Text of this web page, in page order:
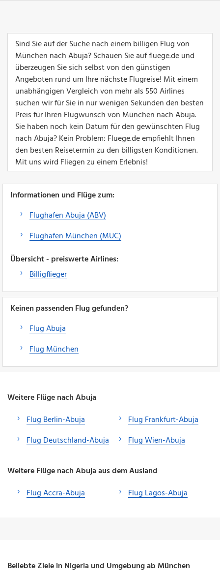
Sind Sie auf der Suche nach einem billigen Flug von
München nach Abuja? Schauen Sie auf fluege.de und
überzeugen Sie sich selbst von den günstigen
Angeboten rund um Ihre nächste Flugreise! Mit einem
unabhängigen Vergleich von mehr als 550 Airlines
suchen wir für Sie in nur wenigen Sekunden den besten
Preis für Ihren Flugwunsch von München nach Abuja.
Sie haben noch kein Datum für den gewünschten Flug
nach Abuja? Kein Problem: Fluege.de empfiehlt Ihnen
den besten Reisetermin zu den billigsten Konditionen.
Mit uns wird Fliegen zu einem Erlebnis!
Informationen und Flüge zum:
Flughafen Abuja (ABV)
Flughafen München (MUC)
Übersicht - preiswerte Airlines:
Billigflieger
Keinen passenden Flug gefunden?
Flug Abuja
Flug München
Weitere Flüge nach Abuja
Flug Berlin-Abuja
Flug Deutschland-Abuja
Flug Frankfurt-Abuja
Flug Wien-Abuja
Weitere Flüge nach Abuja aus dem Ausland
Flug Accra-Abuja
Flug Lagos-Abuja
Beliebte Ziele in Nigeria und Umgebung ab München